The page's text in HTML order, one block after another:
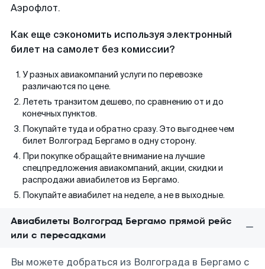
Аэрофлот.
Как еще сэкономить используя электронный
билет на самолет без комиссии?
У разных авиакомпаний услуги по перевозке
различаются по цене.
Лететь транзитом дешево, по сравнению от и до
конечных пунктов.
Покупайте туда и обратно сразу. Это выгоднее чем
билет Волгоград Бергамо в одну сторону.
При покупке обращайте внимание на лучшие
спецпредложения авиакомпаний, акции, скидки и
распродажи авиабилетов из Бергамо.
Покупайте авиабилет на неделе, а не в выходные.
Авиабилеты Волгоград Бергамо прямой рейс
или с пересадками
Вы можете добраться из Волгограда в Бергамо с